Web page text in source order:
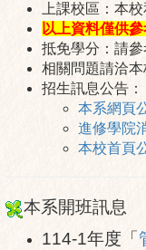
上課校區：本
以上資料僅供
抵免學分：請參
相關問題請洽
招生訊息公告：
本系網頁
進修學院
本校首頁
本系開班訊息
114-1年度「